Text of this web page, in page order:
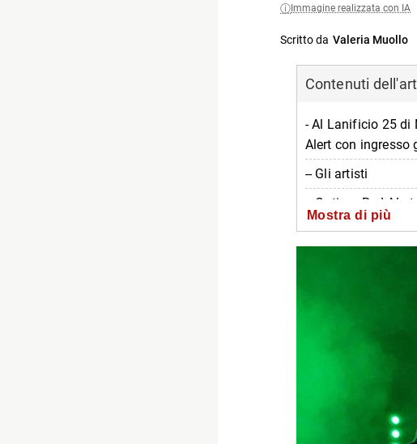
Immagine realizzata con IA
Scritto da Valeria Muollo
Contenuti
- Al Lanificio 25 di
Alert con ingresso
-- Gli artisti
-- Optima Red Alert
-- Informazioni sul
Mostra di più